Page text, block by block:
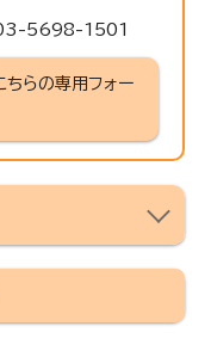
03-5698-1501
ちらの専用フォー